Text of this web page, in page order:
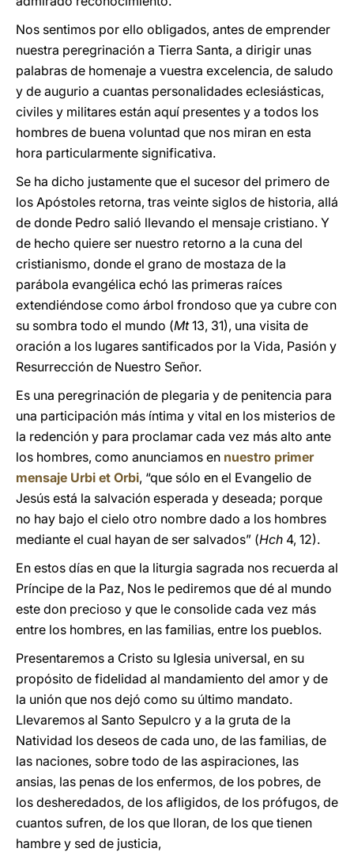
Nos sentimos por ello obligados, antes de emprender
nuestra peregrinación a Tierra Santa, a dirigir unas
palabras de homenaje a vuestra excelencia, de saludo
y de augurio a cuantas personalidades eclesiásticas,
civiles y militares están aquí presentes y a todos los
hombres de buena voluntad que nos miran en esta
hora particularmente significativa.
Se ha dicho justamente que el sucesor del primero de
los Apóstoles retorna, tras veinte siglos de historia, allá
de donde Pedro salió llevando el mensaje cristiano. Y
de hecho quiere ser nuestro retorno a la cuna del
cristianismo, donde el grano de mostaza de la
parábola evangélica echó las primeras raíces
extendiéndose como árbol frondoso que ya cubre con
su sombra todo el mundo (Mt13, 31), una visita de
oración a los lugares santificados por la Vida, Pasión y
Resurrección de Nuestro Señor.
Es una peregrinación de plegaria y de penitencia para
una participación más íntima y vital en los misterios de
la redención y para proclamar cada vez más alto ante
los hombres, como anunciamos en nuestro primer
mensaje Urbi et Orbi, “que sólo en el Evangelio de
Jesús está la salvación esperada y deseada; porque
no hay bajo el cielo otro nombre dado a los hombres
mediante el cual hayan de ser salvados” (Hch 4, 12).
En estos días en que la liturgia sagrada nos recuerda al
Príncipe de la Paz, Nos le pediremos que dé al mundo
este don precioso y que le consolide cada vez más
entre los hombres, en las familias, entre los pueblos.
Presentaremos a Cristo su Iglesia universal, en su
propósito de fidelidad al mandamiento del amor y de
la unión que nos dejó como su último mandato.
Llevaremos al Santo Sepulcro y a la gruta de la
Natividad los deseos de cada uno, de las familias, de
las naciones, sobre todo de las aspiraciones, las
ansias, las penas de los enfermos, de los pobres, de
los desheredados, de los afligidos, de los prófugos, de
cuantos sufren, de los que lloran, de los que tienen
hambre y sed de justicia,